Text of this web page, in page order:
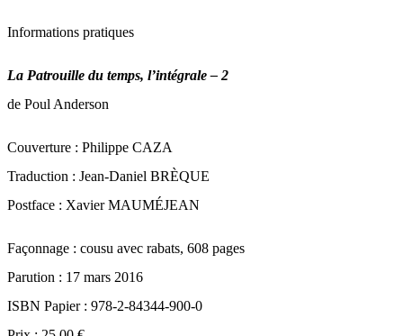
Informations pratiques
La Patrouille du temps, l’intégrale – 2
de Poul Anderson
Couverture : Philippe CAZA
Traduction : Jean-Daniel BRÈQUE
Postface : Xavier MAUMÉJEAN
Façonnage : cousu avec rabats, 608 pages
Parution : 17 mars 2016
ISBN Papier : 978-2-84344-900-0